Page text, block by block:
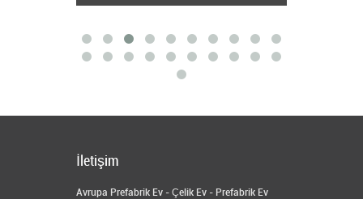
İletişim
Avrupa Prefabrik Ev - Çelik Ev - Prefabrik Ev